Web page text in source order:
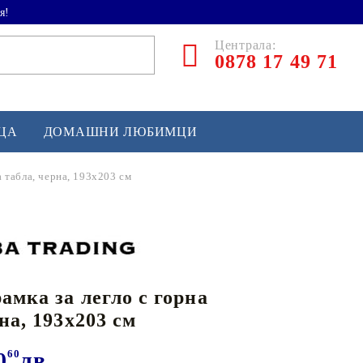
Централа:
0878 17 49 71
и софтбол
и лакрос
спортно оборудване
ДОМАШНИ ЛЮБИМЦИ
табла, черна, 193x203 см
за легло с горна
193x203 см
60